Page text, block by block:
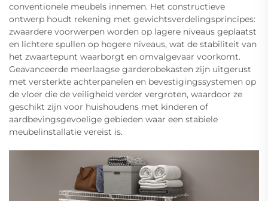
conventionele meubels innemen. Het constructieve
ontwerp houdt rekening met gewichtsverdelingsprincipes:
zwaardere voorwerpen worden op lagere niveaus geplaatst
en lichtere spullen op hogere niveaus, wat de stabiliteit van
het zwaartepunt waarborgt en omvalgevaar voorkomt.
Geavanceerde meerlaagse garderobekasten zijn uitgerust
met versterkte achterpanelen en bevestigingssystemen op
de vloer die de veiligheid verder vergroten, waardoor ze
geschikt zijn voor huishoudens met kinderen of
aardbevingsgevoelige gebieden waar een stabiele
meubelinstallatie vereist is.